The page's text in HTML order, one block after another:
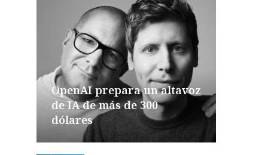
OpenAI prepara un altavoz
de IA de más de 300
dólares